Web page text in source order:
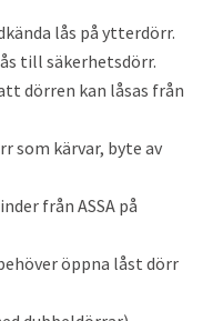
lås på ytterdörr.
till säkerhetsdörr.
dörren kan låsas från
som kärvar, byte av
från ASSA på
öppna låst dörr